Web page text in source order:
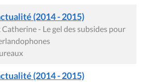
(2014 - 2015)
- Le gel des subsides pour
(2014 - 2015)